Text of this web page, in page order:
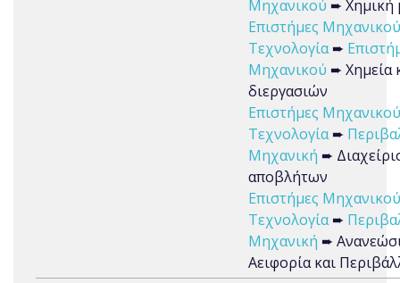
Μηχανικού ➨ Χημική
Επιστήμες
Τεχνολογία➨
Μηχανικού ➨ Χημεία
διεργασιών
Επιστήμες
Τεχνολογία➨
Μηχανική ➨
αποβλήτων
Επιστήμες
Τεχνολογία➨
Μηχανική ➨
Αειφορία και